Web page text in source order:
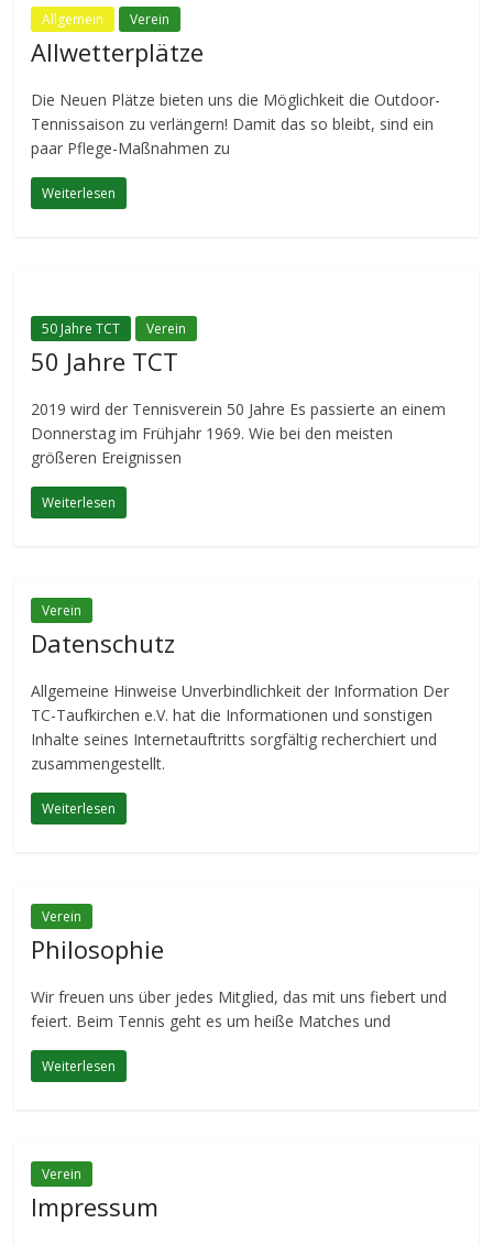
Allgemein Verein
Allwetterplätze
Die Neuen Plätze bieten uns die Möglichkeit die Outdoor-
Tennissaison zu verlängern! Damit das so bleibt, sind ein
paar Pflege-Maßnahmen zu
Weiterlesen
50 Jahre TCT Verein
50 Jahre TCT
2019 wird der Tennisverein 50 Jahre Es passierte an einem
Donnerstag im Frühjahr 1969. Wie bei den meisten
größeren Ereignissen
Weiterlesen
Verein
Datenschutz
Allgemeine Hinweise Unverbindlichkeit der Information Der
TC-Taufkirchen e.V. hat die Informationen und sonstigen
Inhalte seines Internetauftritts sorgfältig recherchiert und
zusammengestellt.
Weiterlesen
Verein
Philosophie
Wir freuen uns über jedes Mitglied, das mit uns fiebert und
feiert. Beim Tennis geht es um heiße Matches und
Weiterlesen
Verein
Impressum